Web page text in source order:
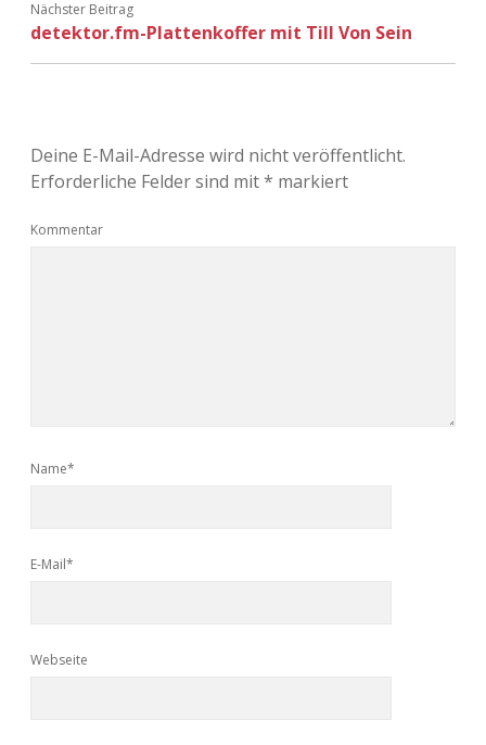
Nächster Beitrag
detektor.fm-Plattenkoffer mit Till Von Sein
Deine E-Mail-Adresse wird nicht veröffentlicht.
Erforderliche Felder sind mit* markiert
Kommentar
Name*
E-Mail*
Webseite